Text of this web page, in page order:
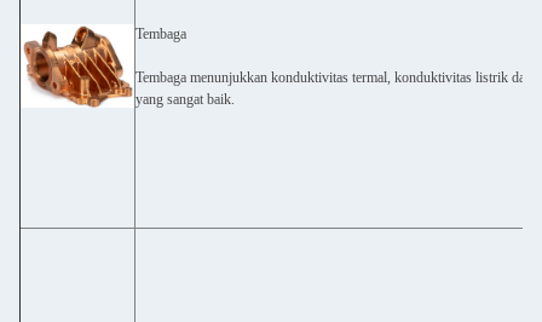
Tembaga
Tembaga menunjukkan konduktivitas termal, konduktivitas listrik dan
yang sangat baik.